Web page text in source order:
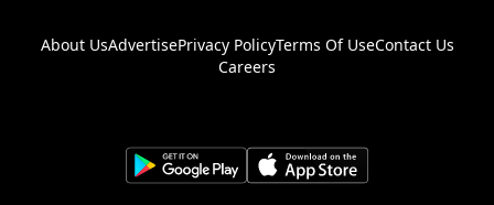
About UsAdvertisePrivacy PolicyTerms Of UseContact Us
Careers